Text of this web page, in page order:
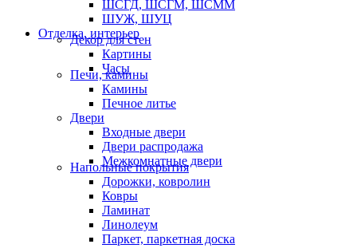
ШСГД, ШСГМ, ШСММ
ШУЖ, ШУЦ
Отделка, интерьер
Декор для стен
Картины
Часы
Печи, камины
Камины
Печное литье
Двери
Входные двери
Двери распродажа
Межкомнатные двери
Напольные покрытия
Дорожки, ковролин
Ковры
Ламинат
Линолеум
Паркет, паркетная доска